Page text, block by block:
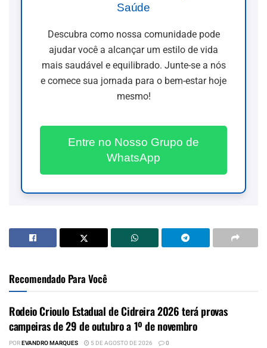
Saúde
Descubra como nossa comunidade pode
ajudar você a alcançar um estilo de vida
mais saudável e equilibrado. Junte-se a nós
e comece sua jornada para o bem-estar hoje
mesmo!
Entre no Nosso Grupo de
WhatsApp
Recomendado Para Você
Rodeio Crioulo Estadual de Cidreira 2026 terá provas
campeiras de 29 de outubro a 1º de novembro
POREVANDRO MARQUES 5 DE AGOSTO DE 2026 0